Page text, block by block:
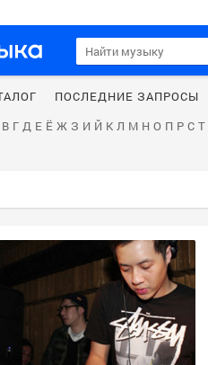
ПОСЛЕДНИЕ ЗАПРОСЫ
В Г Д Е Ё Ж З И Й К Л М Н О П Р С Т